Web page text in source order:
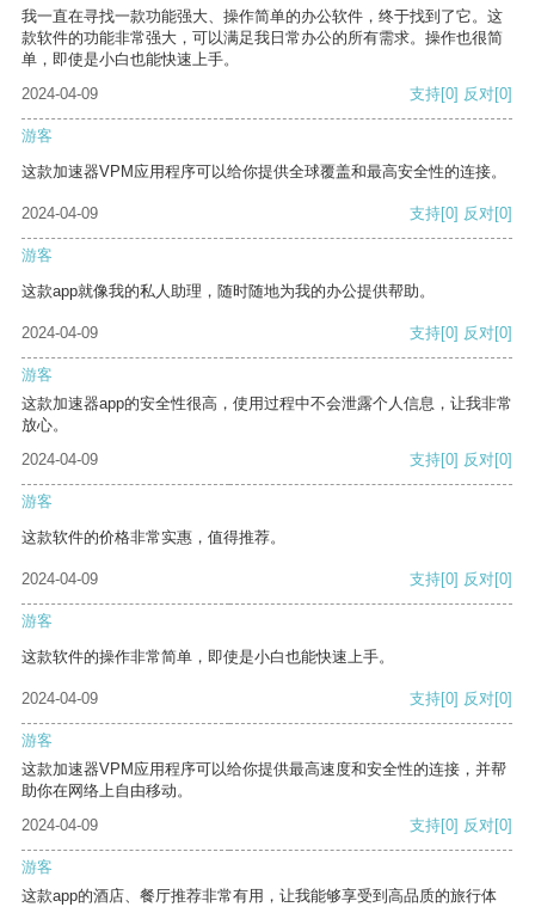
我一直在寻找一款功能强大、操作简单的办公软件，终于找到了它。这
款软件的功能非常强大，可以满足我日常办公的所有需求。操作也很简
单，即使是小白也能快速上手。
2024-04-09
支持[0] 反对[0]
游客
这款加速器VPM应用程序可以给你提供全球覆盖和最高安全性的连接。
2024-04-09 支持[0] 反对[0]
游客
这款app就像我的私人助理，随时随地为我的办公提供帮助。
2024-04-09 支持[0] 反对[0]
游客
这款加速器app的安全性很高，使用过程中不会泄露个人信息，让我非常
放心。
2024-04-09
支持[0] 反对[0]
游客
这款软件的价格非常实惠，值得推荐。
2024-04-09 支持[0] 反对[0]
游客
这款软件的操作非常简单，即使是小白也能快速上手。
2024-04-09 支持[0] 反对[0]
游客
这款加速器VPM应用程序可以给你提供最高速度和安全性的连接，并帮
助你在网络上自由移动。
2024-04-09
支持[0] 反对[0]
游客
这款app的酒店、餐厅推荐非常有用，让我能够享受到高品质的旅行体